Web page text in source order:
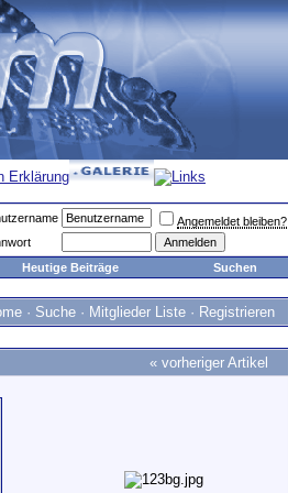
Angemeldet bleiben?
Heutige Beiträge Suchen
· Suche · Mitglieder Liste · Registrieren
« vorheriger Artikel